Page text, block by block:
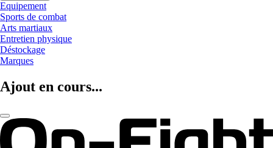
Equipement
Sports de combat
Arts martiaux
Entretien physique
Déstockage
Marques
Ajout en cours...